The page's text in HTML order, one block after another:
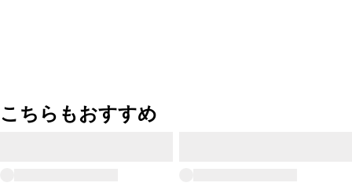
こちらもおすすめ